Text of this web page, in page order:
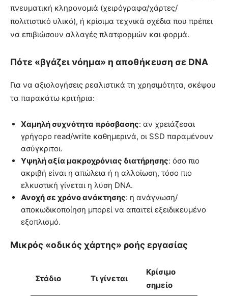
πνευματική κληρονομιά (χειρόγραφα/χάρτες/
πολιτιστικό υλικό), ή κρίσιμα τεχνικά σχέδια που πρέπει
να επιβιώσουν αλλαγές πλατφορμών και φορμά.
Πότε «βγάζει νόημα» η αποθήκευση σε DNA
Για να αξιολογήσεις ρεαλιστικά τη χρησιμότητα, σκέψου
τα παρακάτω κριτήρια:
Χαμηλή συχνότητα πρόσβασης: αν χρειάζεσαι
γρήγορο read/write καθημερινά, οι SSD παραμένουν
ασύγκριτοι.
Υψηλή αξία μακροχρόνιας διατήρησης: όσο πιο
ακριβή είναι η απώλεια ή η αλλοίωση, τόσο πιο
ελκυστική γίνεται η λύση DNA.
Ανοχή σε χρόνο ανάκτησης: η ανάγνωση/
αποκωδικοποίηση μπορεί να απαιτεί εξειδικευμένο
εξοπλισμό.
Μικρός «οδικός χάρτης» ροής εργασίας
Στάδιο Τι γίνεται
Κρίσιμο
σημείο